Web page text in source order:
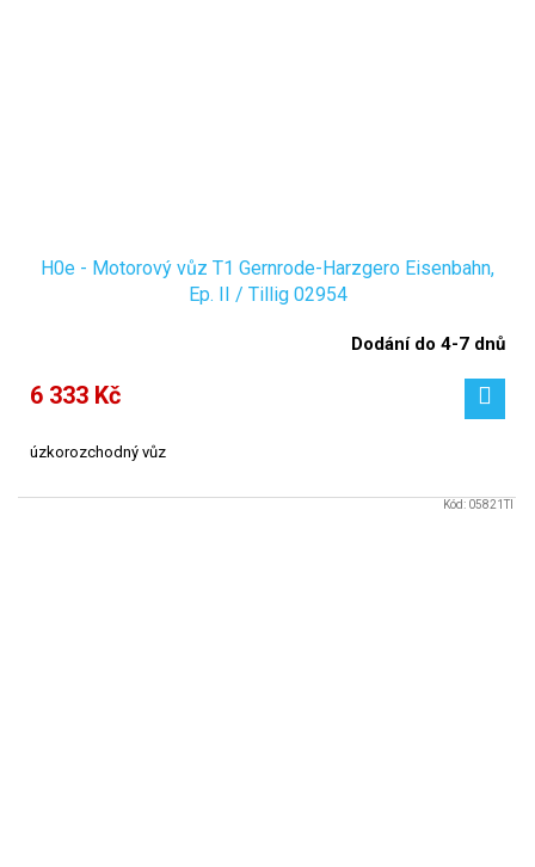
H0e - Motorový vůz T1 Gernrode-Harzgero Eisenbahn,
Ep. II / Tillig 02954
Dodání do 4-7 dnů
6 333 Kč
úzkorozchodný vůz
Kód: 05821TI